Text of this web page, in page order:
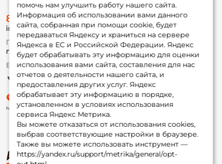
помочь нам улучшить работу нашего сайта.
Информация об использовании вами данного
сайта, собранная при помощи cookie, будет
передаваться Яндексу и храниться на сервере
Яндекса в ЕС и Российской Федерации. Яндекс
будет обрабатывать эту информацию для оценки
использования вами сайта, составления для нас
отчетов о деятельности нашего сайта, и
предоставления других услуг. Яндекс
обрабатывает эту информацию в порядке,
установленном в условиях использования
сервиса Яндекс Метрика.
Вы можете отказаться от использования cookies,
выбрав соответствующие настройки в браузере.
Также вы можете использовать инструмент —
https://yandex.ru/support/metrika/general/opt-
© ФоксФишинг, 2009-2026
О магазине
Доставка
Оплата
Fox-bonus
Гуру
Партнерская программа
8 (495) 532-77-88
info@foxfishing.ru
По вопросам с заказом
г. Москва, ул. Плеханова д.7
Ежедневно 10:00 до 20:00